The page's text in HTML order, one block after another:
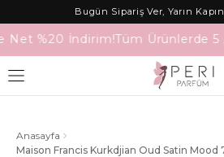
Bugün Sipariş Ver, Yarın
Net %20 İndirim!Tüm Ürünlerde 5
Anasayfa
Maison Francis Kurkdjian Oud Satin